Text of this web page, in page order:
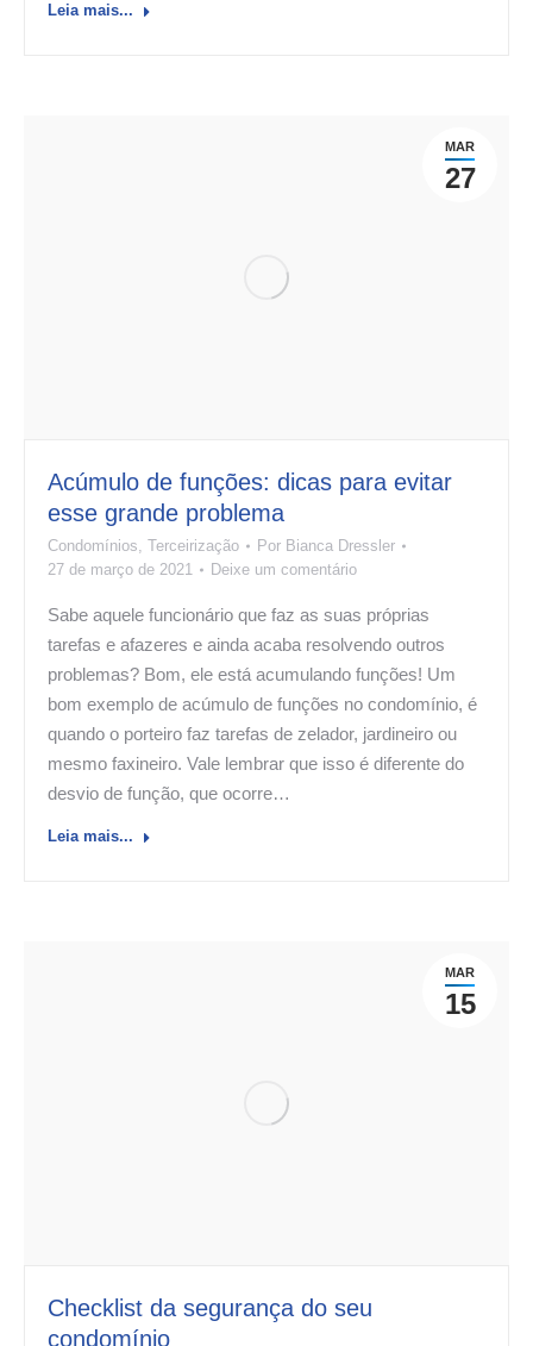
Leia mais...
MAR
27
Acúmulo de funções: dicas para evitar
esse grande problema
Condomínios, Terceirização Por Bianca Dressler
27 de março de 2021
Deixe um comentário
Sabe aquele funcionário que faz as suas próprias
tarefas e afazeres e ainda acaba resolvendo outros
problemas? Bom, ele está acumulando funções! Um
bom exemplo de acúmulo de funções no condomínio, é
quando o porteiro faz tarefas de zelador, jardineiro ou
mesmo faxineiro. Vale lembrar que isso é diferente do
desvio de função, que ocorre…
Leia mais...
MAR
15
Checklist da segurança do seu
condomínio